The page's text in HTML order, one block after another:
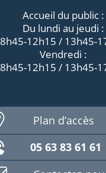
Accueil du public :
Du lundi au jeudi :
8h45-12h15 / 13h45-
Vendredi :
8h45-12h15 / 13h45-
Plan d’accès
05 63 83 61 61